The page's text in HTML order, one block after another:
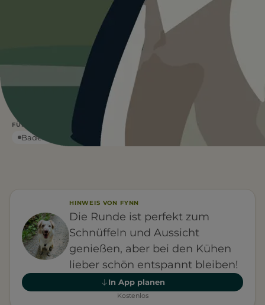
167m ↑
ANSTIEG
1,5
FÜR EUCH RELEVANT Leinenpflicht unklar
Baden
Toiletten
HINWEIS VON FYNN
Die Runde ist perfekt zum
Schnüffeln und Aussicht
genießen, aber bei den Kühen
lieber schön entspannt bleiben!
In App planen
Kostenlos